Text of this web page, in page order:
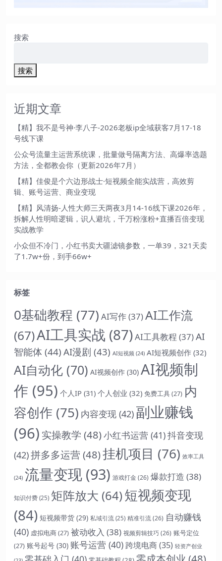
搜索
搜索
近期文章
【精】我不是号神·李八子-2026老板ip全域获客7月17-18
号线下课
公众号流量主运营系统课，批量做号隔离方法、高爆率选题
方法，全都教会你（更新2026年7月）
【精】佳俊是个六边形战士·短视频全能实战营，高效剪
辑、账号运营、商业变现
【精】风清扬-人性大师三天两夜3月14-16线下课2026年，
拆解人性明暗逻辑，识人避坑，千万粉涨粉+直播百倍变现
实战教学
小众但不冷门，小红书卖大疆滤镜参数，一单39，321天卖
了1.7w+份，到手66w+
标签
0基础教程 (77) AI写作(37)AI工作流
(67)AI工具实战 (87)AI工具教程 (37)AI
智能体 (44) AI漫剧 (43) AI短视频 (24) AI短视频创作 (32)
AI自动化 (70) AI视频创作 (30) AI视频制
作 (95) 个人IP (31) 个人创业 (32) 免费工具(27) 内
容创作 (75) 内容变现 (42) 副业赚钱
(96) 实操教学 (48)小红书运营 (41)抖音变现
(42)拼多多运营 (48)挂机项目 (76) 效率工具
(24) 流量变现 (93) 游戏打金(26) 爆款打造 (38)
知识付费 (25) 矩阵放大 (64)短视频变现
(84) 短视频带货 (29) 私域引流 (25) 精准引流(26) 自动赚钱
(40) 虚拟电商(27) 被动收入 (38) 视频剪辑技巧(26) 账号定位
(27) 账号起号 (30) 账号运营 (40) 跨境电商(35) 轻资产创业